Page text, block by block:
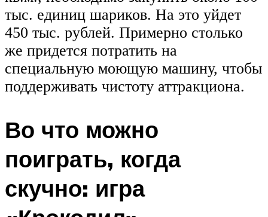
тыс. единиц шариков. На это уйдет
450 тыс. рублей. Примерно столько
же придется потратить на
специальную моющую машину, чтобы
поддерживать чистоту аттракциона.
Во что можно
поиграть, когда
скучно: игра